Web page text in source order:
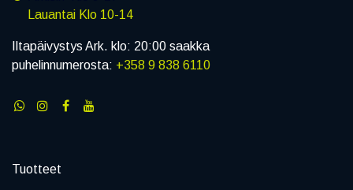
Lauantai Klo 10-14
Iltapäivystys Ark. klo: 20:00 saakka
puhelinnumerosta: +358 9 838 6110
Tuotteet